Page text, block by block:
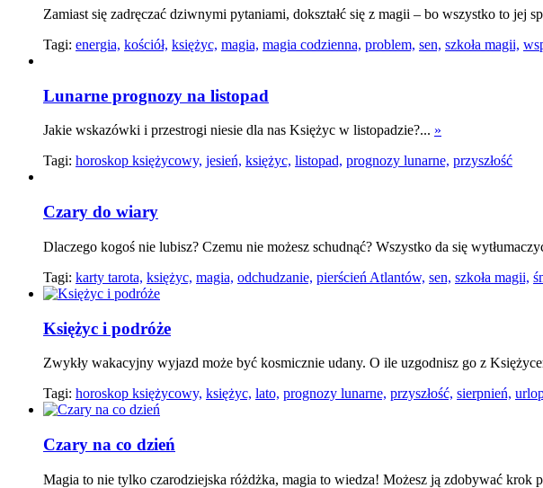
Zamiast się zadręczać dziwnymi pytaniami, dokształć się z magii – bo wszystko to jej
Tagi: energia, kościół, księżyc, magia, magia codzienna, problem, sen, szkoła magii,
Lunarne prognozy na listopad
Jakie wskazówki i przestrogi niesie dla nas Księżyc w listopadzie?... »
Tagi: horoskop księżycowy, jesień, księżyc, listopad, prognozy lunarne, przyszłość
Czary do wiary
Dlaczego kogoś nie lubisz? Czemu nie możesz schudnąć? Wszystko da się
Tagi: karty tarota, księżyc, magia, odchudzanie, pierścień Atlantów, sen, szkoła magii,
Księżyc i podróże
Zwykły wakacyjny wyjazd może być kosmicznie udany. O ile uzgodnisz go z
Tagi: horoskop księżycowy, księżyc, lato, prognozy lunarne, przyszłość, sierpnień,
Czary na co dzień
Magia to nie tylko czarodziejska różdżka, magia to wiedza! Możesz ją zdobywać krok